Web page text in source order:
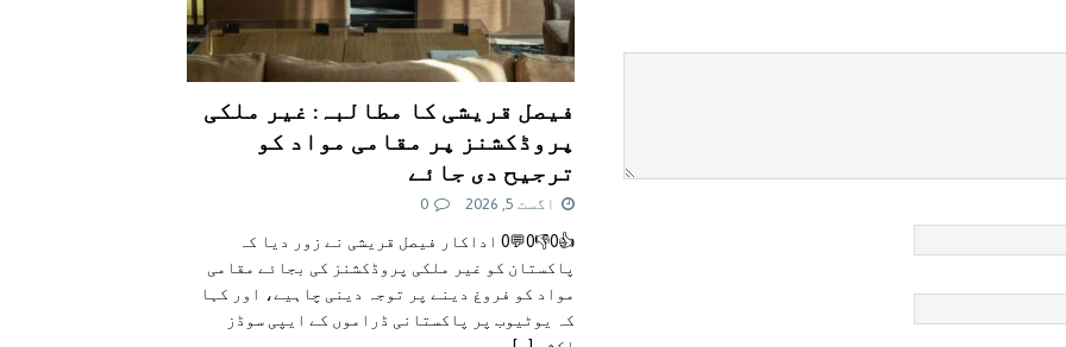
فیصل قریشی کا مطالبہ: غیر ملکی
پروڈکشنز پر مقامی مواد کو
ترجیح دی جائے
اگست 5, 2026 0
👍0👎0💬0 اداکار فیصل قریشی نے زور دیا کہ
پاکستان کو غیر ملکی پروڈکشنز کی بجائے مقامی
مواد کو فروغ دینے پر توجہ دینی چاہیے، اور کہا
کہ یوٹیوب پر پاکستانی ڈراموں کے ایپی سوڈز